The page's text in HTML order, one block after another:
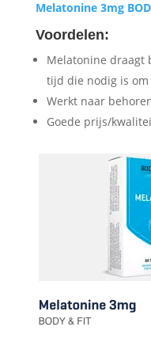
Melatonine 3mg
Voordelen:
Melatonine draagt
tijd die nodig is
Werkt naar
Goede prijs/